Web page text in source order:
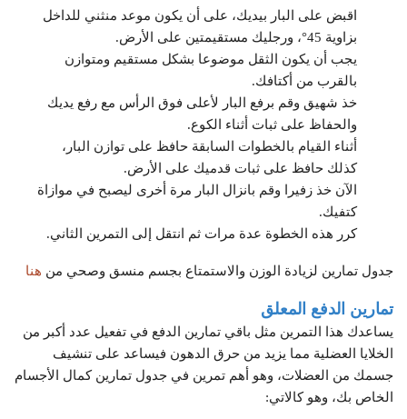
اقبض على البار بيديك، على أن يكون موعد منثني للداخل
بزاوية 45°، ورجليك مستقيمتين على الأرض.
يجب أن يكون الثقل موضوعا بشكل مستقيم ومتوازن
بالقرب من أكتافك.
خذ شهيق وقم برفع البار لأعلى فوق الرأس مع رفع يديك
والحفاظ على ثبات أثناء الكوع.
أثناء القيام بالخطوات السابقة حافظ على توازن البار،
كذلك حافظ على ثبات قدميك على الأرض.
الآن خذ زفيرا وقم بانزال البار مرة أخرى ليصبح في موازاة
كتفيك.
كرر هذه الخطوة عدة مرات ثم انتقل إلى التمرين الثاني.
جدول تمارين لزيادة الوزن والاستمتاع بجسم منسق وصحي من هنا
تمارين الدفع المعلق
يساعدك هذا التمرين مثل باقي تمارين الدفع في تفعيل عدد أكبر من
الخلايا العضلية مما يزيد من حرق الدهون فيساعد على تنشيف
جسمك من العضلات، وهو أهم تمرين في جدول تمارين كمال الأجسام
الخاص بك، وهو كالاتي: